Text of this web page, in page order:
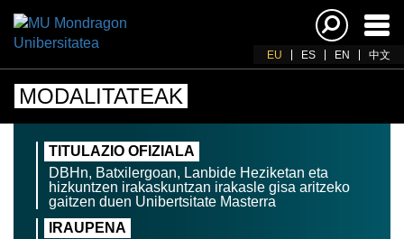
EU ES EN 中文
MODALITATEAK
TITULAZIO OFIZIALA
DBHn, Batxilergoan, Lanbide Heziketan eta
hizkuntzen irakaskuntzan irakasle gisa aritzeko
gaitzen duen Unibertsitate Masterra
IRAUPENA